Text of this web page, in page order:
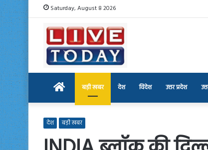
Saturday, August 8 2026
Home बड़ी खबर देश विदेश उत्तर प्रदेश
देश बड़ी खबर